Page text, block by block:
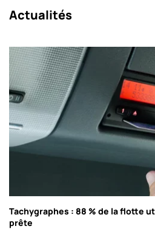
Actualités
Tachygraphes : 88 % de la flotte
prête